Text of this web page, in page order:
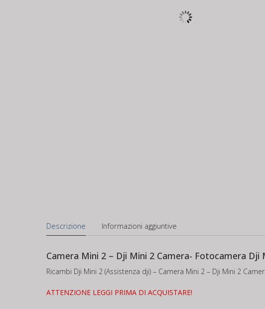
Descrizione Informazioni aggiuntive
Camera Mini 2 – Dji Mini 2 Camera- Fotocamera Dji
Ricambi Dji Mini 2 (Assistenza dji) – Camera Mini 2 – Dji Mini 2
ATTENZIONE LEGGI PRIMA DI ACQUISTARE!